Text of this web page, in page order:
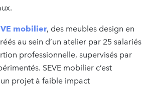
mobilier, des meubles design en
au sein d’un atelier par 25 salariés
professionnelle, supervisés par
SEVE mobilier c’est
projet à faible impact